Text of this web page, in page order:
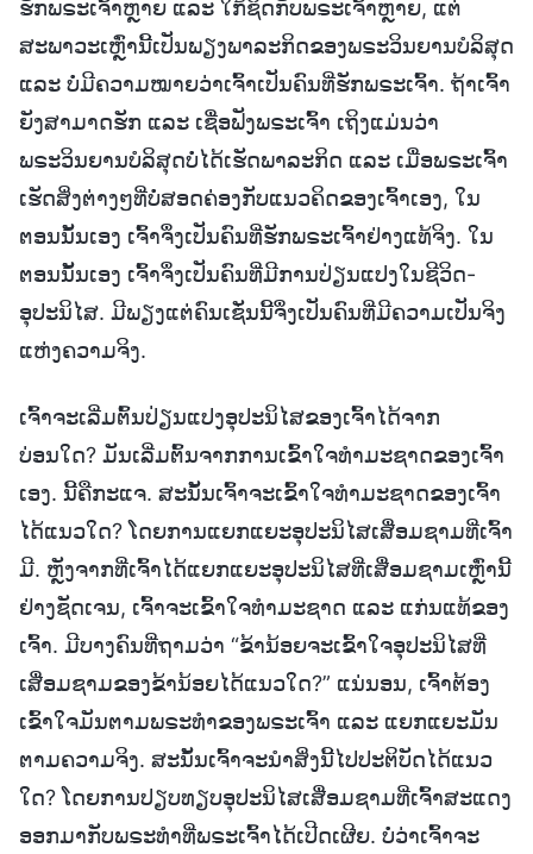
ຮັກພຣະເຈົ້າຫຼາຍ ແລະ ໃກ້ຊິດກັບພຣະເຈົ້າຫຼາຍ, ແຕ່
ສະພາວະເຫຼົ່ານີ້ເປັນພຽງພາລະກິດຂອງພຣະວິນຍານບໍລິສຸດ
ແລະ ບໍ່ມີຄວາມໝາຍວ່າເຈ້ົາເປັນຄົນທີ່ຮັກພຣະເຈົ້າ. ຖ້າເຈົ້າ
ຍັງສາມາດຮັກ ແລະ ເຊື່ອຟັງພຣະເຈົ້າ ເຖິງແມ່ນວ່າ
ພຣະວິນຍານບໍລິສຸດບໍ່ໄດ້ເຮັດພາລະກິດ ແລະ ເມື່ອພຣະເຈົ້າ
ເຮັດສິ່ງຕ່າງໆທີ່ບໍ່ສອດຄ່ອງກັບແນວຄິດຂອງເຈົ້າເອງ, ໃນ
ຕອນນັ້ນເອງ ເຈົ້າຈຶ່ງເປັນຄົນທີ່ຮັກພຣະເຈົ້າຢ່າງແທ້ຈິງ. ໃນ
ຕອນນັ້ນເອງ ເຈົ້າຈຶ່ງເປັນຄົນທີ່ມີການປ່ຽນແປງໃນຊີວິດ-
ອຸປະນິໄສ. ມີພຽງແຕ່ຄົນເຊັ່ນນີ້ຈຶ່ງເປັນຄົນທີ່ມີຄວາມເປັນຈິງ
ແຫ່ງຄວາມຈິງ.
ເຈົ້າຈະເລີ່ມຕົ້ນປ່ຽນແປງອຸປະນິໄສຂອງເຈົ້າໄດ້ຈາກ
ບ່ອນໃດ? ມັນເລີ່ມຕົ້ນຈາກການເຂົ້າໃຈທຳມະຊາດຂອງເຈົ້າ
ເອງ. ນີ້ຄືກະແຈ. ສະນັ້ນເຈ້ົາຈະເຂົ້າໃຈທຳມະຊາດຂອງເຈົ້າ
ໄດ້ແນວໃດ? ໂດຍການແຍກແຍະອຸປະນິໄສເສື່ອມຊາມທີ່ເຈົ້າ
ມີ. ຫຼັງຈາກທີ່ເຈົ້າໄດ້ແຍກແຍະອຸປະນິໄສທີ່ເສື່ອມຊາມເຫຼົ່ານີ້
ຢ່າງຊັດເຈນ, ເຈົ້າຈະເຂົ້າໃຈທຳມະຊາດ ແລະ ແກ່ນແທ້ຂອງ
ເຈົ້າ. ມີບາງຄົນທີ່ຖາມວ່າ “ຂ້ານ້ອຍຈະເຂົ້າໃຈອຸປະນິໄສທີ່
ເສື່ອມຊາມຂອງຂ້ານ້ອຍໄດ້ແນວໃດ?” ແນ່ນອນ, ເຈົ້າຕ້ອງ
ເຂົ້າໃຈມັນຕາມພຣະທຳຂອງພຣະເຈົ້າ ແລະ ແຍກແຍະມັນ
ຕາມຄວາມຈິງ. ສະນັ້ນເຈົ້າຈະນໍາສິ່ງນີ້ໄປປະຕິບັດໄດ້ແນວ
ໃດ? ໂດຍການປຽບທຽບອຸປະນິໄສເສື່ອມຊາມທີ່ເຈົ້າສະແດງ
ອອກມາກັບພຣະທຳທີ່ພຣະເຈົ້າໄດ້ເປີດເຜີຍ. ບໍ່ວ່າເຈົ້າຈະ